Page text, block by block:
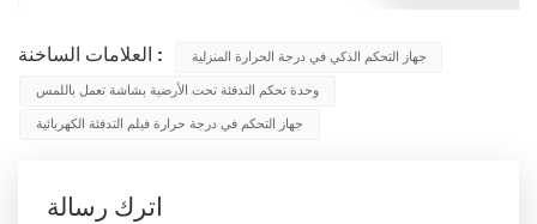
العلامات الساخنة : جهاز التحكم الذكي في درجة الحرارة المنزلية
وحدة تحكم التدفئة تحت الأرضية بشاشة تعمل باللمس
جهاز التحكم في درجة حرارة فيلم التدفئة الكهربائية
اترك رسالة